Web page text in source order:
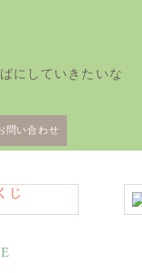
にしていきたいな
問い合わせ